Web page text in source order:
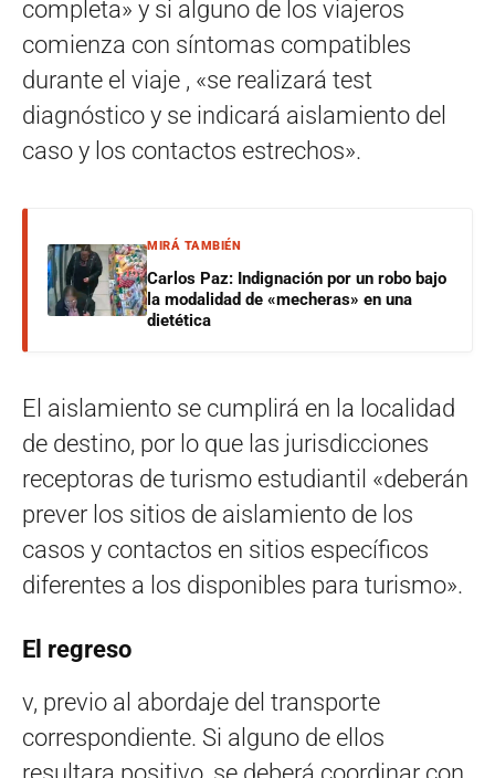
completa» y si alguno de los viajeros
comienza con síntomas compatibles
durante el viaje , «se realizará test
diagnóstico y se indicará aislamiento del
caso y los contactos estrechos».
MIRÁ TAMBIÉN
Carlos Paz: Indignación por un robo bajo
la modalidad de «mecheras» en una
dietética
El aislamiento se cumplirá en la localidad
de destino, por lo que las jurisdicciones
receptoras de turismo estudiantil «deberán
prever los sitios de aislamiento de los
casos y contactos en sitios específicos
diferentes a los disponibles para turismo».
El regreso
v, previo al abordaje del transporte
correspondiente. Si alguno de ellos